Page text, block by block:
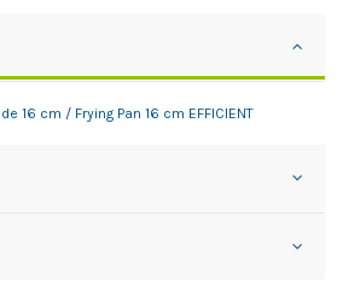
16 cm / Frying Pan 16 cm EFFICIENT